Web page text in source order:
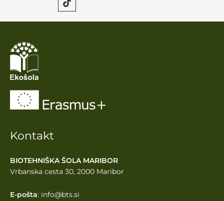
Kontakt
BIOTEHNIŠKA ŠOLA MARIBOR
Vrbanska cesta 30, 2000 Maribor
E-pošta: info@bts.si